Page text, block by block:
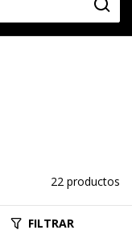
22 productos
FILTRAR